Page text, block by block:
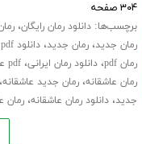
۳۰۴ صفحه
برچسب‌ها:دانلود رمان رایگان،
رمان جدید،رمان جدید،دانلود pdf رمان
رمان pdf ،دانلود رمان ایرانی،pdf عاشقانه
رمان عاشقانه،رمان جدید عاشقانه
جدید،دانلود رمان عاشقانه،رمان